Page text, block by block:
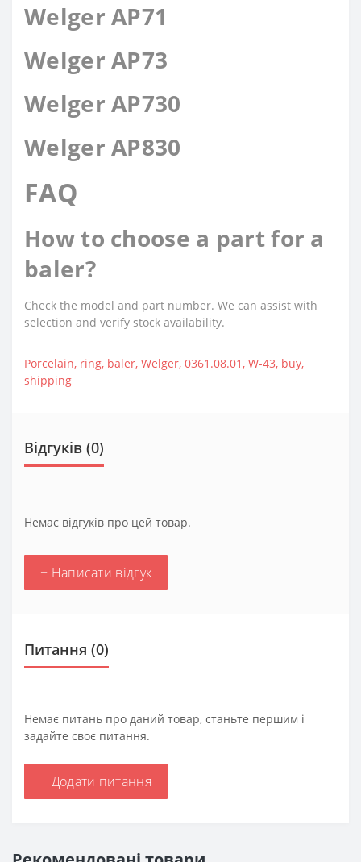
Welger AP71
Welger AP73
Welger AP730
Welger AP830
FAQ
How to choose a part for a
baler?
Check the model and part number. We can assist with
selection and verify stock availability.
Porcelain, ring, baler, Welger, 0361.08.01, W-43, buy,
shipping
Відгуків (0)
Немає відгуків про цей товар.
+ Написати відгук
Питання (0)
Немає питань про даний товар, станьте першим і
задайте своє питання.
+ Додати питання